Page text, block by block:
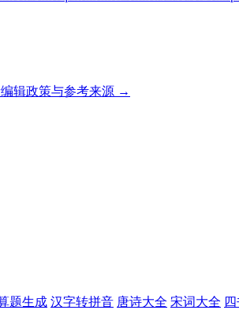
辑政策与参考来源 →
题生成 汉字转拼音 唐诗大全 宋词大全